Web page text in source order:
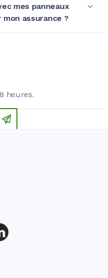
mes panneaux
assurance ?
heures.